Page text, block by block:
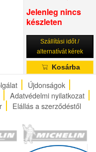
Jelenleg nincs
készleten
Szállítási időt /
alternatívát kérek
Kosárba
Újdonságok
Adatvédelmi nyilatkozat
Elállás a szerződéstől